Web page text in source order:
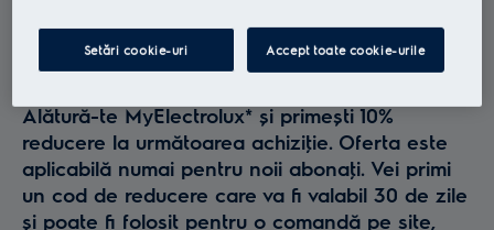
Profită la maxim de
Electrolux
Alătură-te MyElectrolux* și primești 10%
reducere la următoarea achiziţie. Oferta este
aplicabilă numai pentru noii abonaţi. Vei primi
un cod de reducere care va fi valabil 30 de zile
și poate fi folosit pentru o comandă pe site,
Setări cookie-uri Accept toate cookie-urile